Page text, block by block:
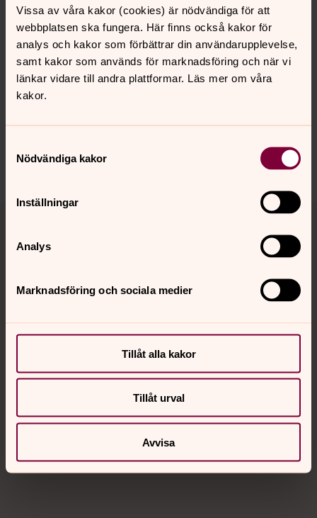
Vissa av våra kakor (cookies) är nödvändiga för att
webbplatsen ska fungera. Här finns också kakor för
analys och kakor som förbättrar din användarupplevelse,
samt kakor som används för marknadsföring och när vi
länkar vidare till andra plattformar. Läs mer om våra
kakor.
Nödvändiga kakor
Inställningar
Analys
Marknadsföring och sociala medier
Tillåt alla kakor
Tillåt urval
Avvisa
Välkommen!
Senast ändrad 3 juni 2021
Synpunkter eller frågor på sidans
Dela
Tillbaka till toppen
Tillbaka till innehållet
Kalender
Hitta snabbt